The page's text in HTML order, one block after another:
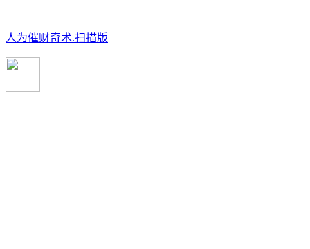
人为催财奇术.扫描版